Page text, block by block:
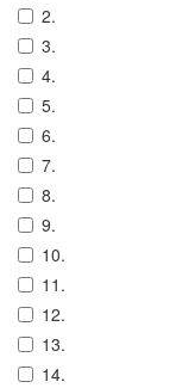
2.
3.
4.
5.
6.
7.
8.
9.
10.
11.
12.
13.
14.